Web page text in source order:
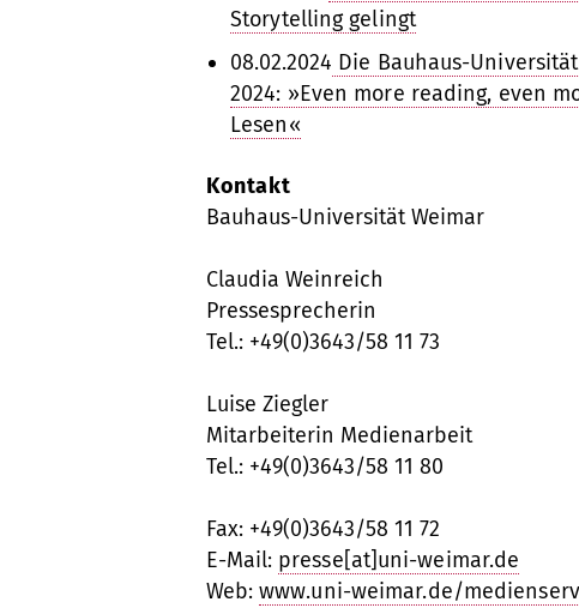
Storytelling gelingt
08.02.2024 Die Bauhaus-
2024: »Even more reading, even
Lesen«
Kontakt
Bauhaus-Universität Weimar
Claudia Weinreich
Pressesprecherin
Tel.: +49(0)3643/58 11 73
Luise Ziegler
Mitarbeiterin Medienarbeit
Tel.: +49(0)3643/58 11 80
Fax: +49(0)3643/58 11 72
E-Mail: presse[at]uni-weimar.de
Web: www.uni-weimar.de/